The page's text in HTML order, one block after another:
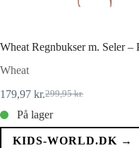
Wheat Regnbukser m. Seler
Wheat
299,95kr.
Den
oprindelige
pris
var:
179,97 kr.Den
aktuelle
pris
er:
På lager
KIDS-WORLD.DK →